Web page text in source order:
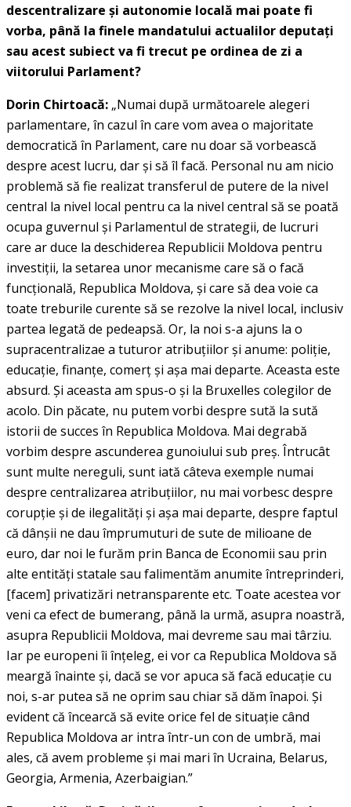
descentralizare şi autonomie locală mai poate fi
vorba, până la finele mandatului actualilor deputaţi
sau acest subiect va fi trecut pe ordinea de zi a
viitorului Parlament?
Dorin Chirtoacă: „Numai după următoarele alegeri
parlamentare, în cazul în care vom avea o majoritate
democratică în Parlament, care nu doar să vorbească
despre acest lucru, dar şi să îl facă. Personal nu am nicio
problemă să fie realizat transferul de putere de la nivel
central la nivel local pentru ca la nivel central să se poată
ocupa guvernul şi Parlamentul de strategii, de lucruri
care ar duce la deschiderea Republicii Moldova pentru
investiţii, la setarea unor mecanisme care să o facă
funcţională, Republica Moldova, şi care să dea voie ca
toate treburile curente să se rezolve la nivel local, inclusiv
partea legată de pedeapsă. Or, la noi s-a ajuns la o
supracentralizae a tuturor atribuţiilor şi anume: poliţie,
educaţie, finanţe, comerţ şi aşa mai departe. Aceasta este
absurd. Şi aceasta am spus-o şi la Bruxelles colegilor de
acolo. Din păcate, nu putem vorbi despre sută la sută
istorii de succes în Republica Moldova. Mai degrabă
vorbim despre ascunderea gunoiului sub preş. Întrucât
sunt multe nereguli, sunt iată câteva exemple numai
despre centralizarea atribuţiilor, nu mai vorbesc despre
corupţie şi de ilegalităţi şi aşa mai departe, despre faptul
că dânşii ne dau împrumuturi de sute de milioane de
euro, dar noi le furăm prin Banca de Economii sau prin
alte entităţi statale sau falimentăm anumite întreprinderi,
[facem] privatizări netransparente etc. Toate acestea vor
veni ca efect de bumerang, până la urmă, asupra noastră,
asupra Republicii Moldova, mai devreme sau mai târziu.
Iar pe europeni îi înţeleg, ei vor ca Republica Moldova să
meargă înainte şi, dacă se vor apuca să facă educaţie cu
noi, s-ar putea să ne oprim sau chiar să dăm înapoi. Şi
evident că încearcă să evite orice fel de situaţie când
Republica Moldova ar intra într-un con de umbră, mai
ales, că avem probleme şi mai mari în Ucraina, Belarus,
Georgia, Armenia, Azerbaigian.”